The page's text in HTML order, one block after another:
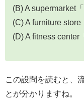
(B) A supermarket
(C) A furniture store
(D) A fitness center
この設問を読むと、
とが分かりますね。